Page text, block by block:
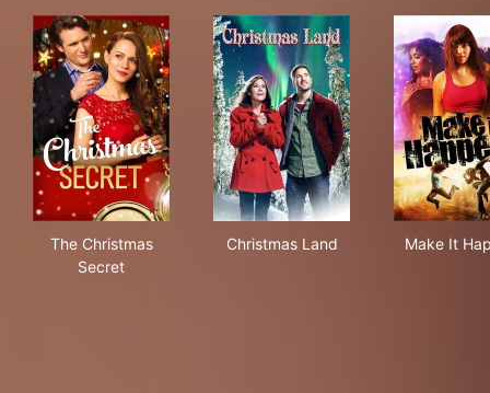
The Christmas
Secret
Christmas Land Make It